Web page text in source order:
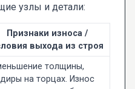
узлы и детали:
Признаки износа /
выхода из строя
толщины,
на торцах. Износ